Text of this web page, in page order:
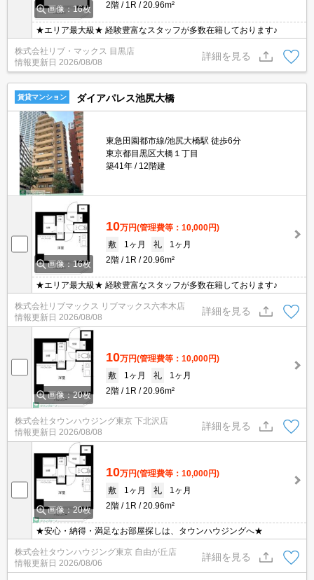
画像：16枚
2階
1R 20.96m²
★エリア最大級★ 経験豊富なスタッフが多数在籍しております♪
株式会社リブ・マックス 目黒店
情報更新日 2026/08/08
詳細を見る
賃貸マンション ダイアパレス池尻大橋
東急田園都市線/池尻大橋駅 徒歩6分
東京都目黒区大橋１丁目
築41年
12階建
画像：16枚
10万円(管理費等：10,000円)
敷
1ヶ月 礼
1ヶ月
2階
1R 20.96m²
★エリア最大級★ 経験豊富なスタッフが多数在籍しております♪
株式会社リブマックス リブマックス六本木店
情報更新日 2026/08/08
詳細を見る
画像：20枚
10万円(管理費等：10,000円)
敷
1ヶ月 礼
1ヶ月
2階
1R 20.96m²
株式会社タウンハウジング東京 下北沢店
情報更新日 2026/08/08
詳細を見る
画像：20枚
10万円(管理費等：10,000円)
敷
1ヶ月 礼
1ヶ月
2階
1R 20.96m²
★安心・納得・満足なお部屋探しは、タウンハウジングへ★
株式会社タウンハウジング東京 自由が丘店
情報更新日 2026/08/06
詳細を見る